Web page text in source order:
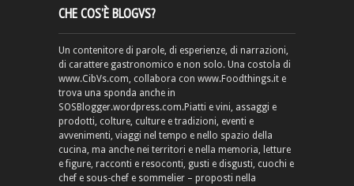
CHE COS’È BLOGVS?
Un contenitore di parole, di esperienze, di narrazioni,
di carattere gastronomico e non solo. Una costola di
www.CibVs.com, collabora con www.Foodthings.it e
trova una sponda anche in
SOSBlogger.wordpress.com.Piatti e vini, assaggi e
prodotti, colture, culture e tradizioni, eventi e
avvenimenti, viaggi nel tempo e nello spazio della
cucina, ma anche nei territori e nella memoria, letture
e figure, racconti e resoconti, gusti e disgusti, cuochi e
chef e sous-chef e sommelier – proposti nella